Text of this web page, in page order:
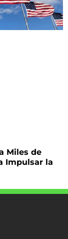
Miles de
Impulsar la